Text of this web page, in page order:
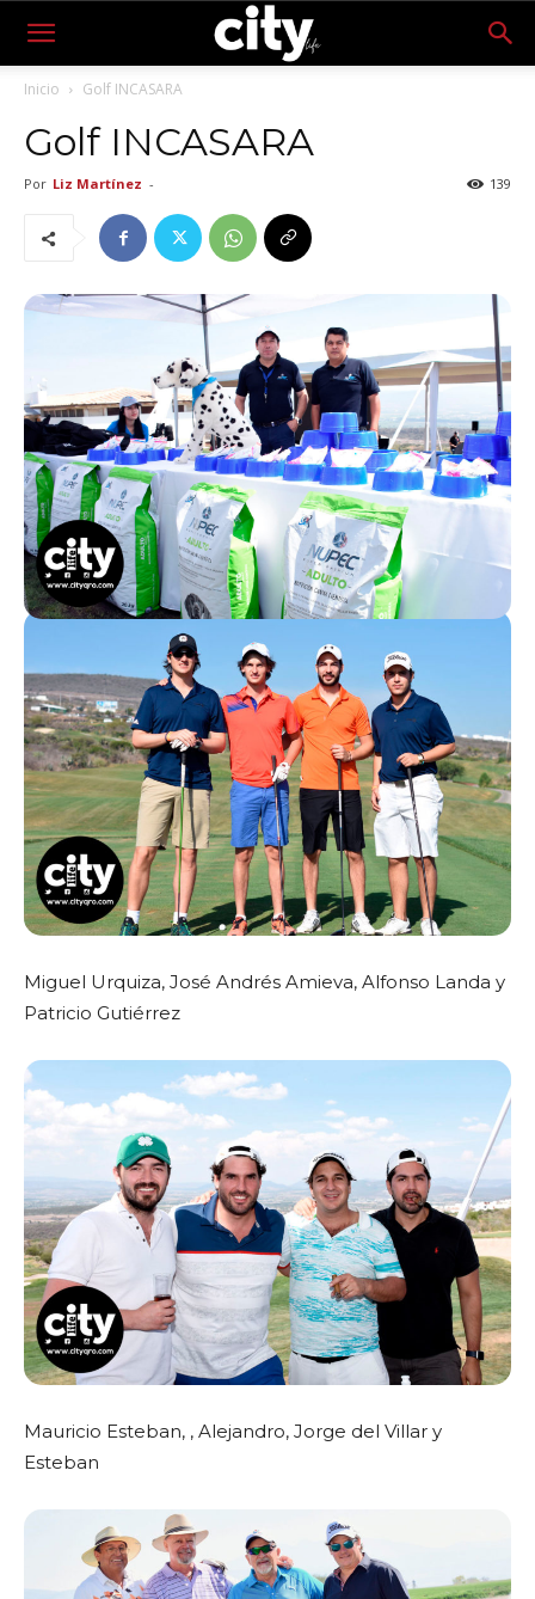
Inicio Golf INCASARA
Golf INCASARA
Por Liz Martínez - 139
Miguel Urquiza, José Andrés Amieva, Alfonso Landa y
Patricio Gutiérrez
Mauricio Esteban, , Alejandro, Jorge del Villar y
Esteban